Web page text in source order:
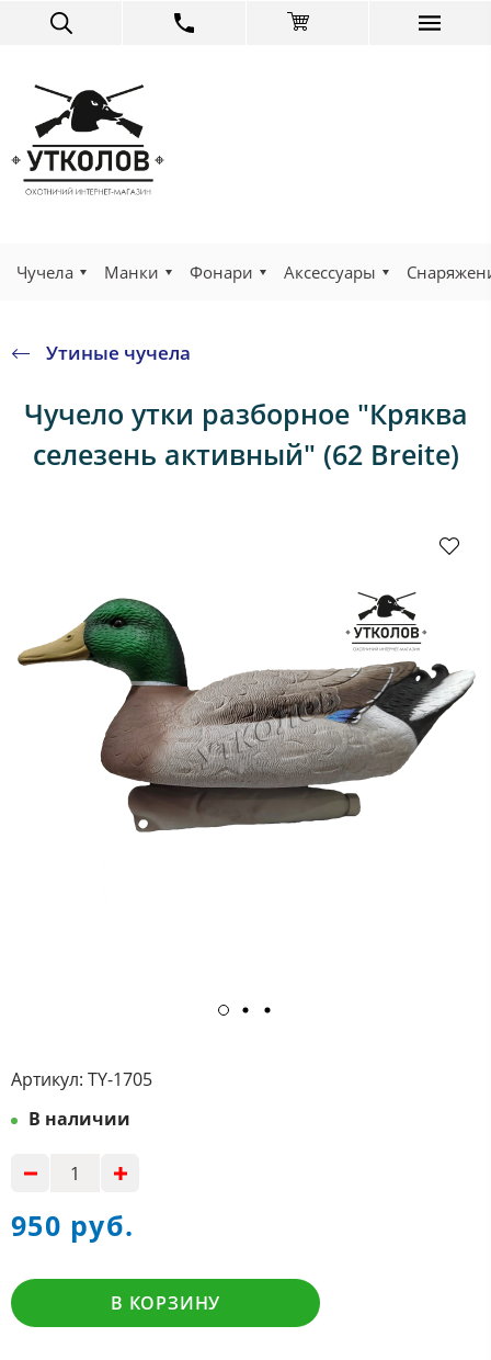
Чучела Манки Фонари Аксессуары
Утиные чучела
Чучело утки разборное "Кряква
селезень активный" (62 Breite)
Артикул: TY-1705
В наличии
950 руб.
В КОРЗИНУ